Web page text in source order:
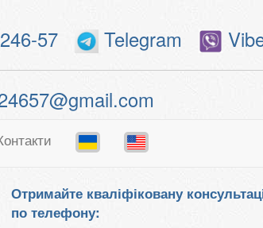
57 Telegram
Отримайте кваліфіковану
по телефону: